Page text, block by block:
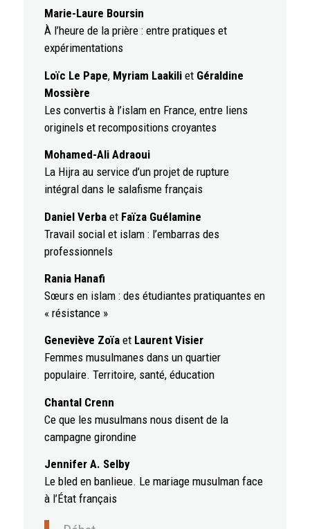
Marie-Laure Boursin
À l’heure de la prière : entre pratiques et
expérimentations
Loïc Le Pape,Myriam Laakili etGéraldine
Mossière
Les convertis à l’islam en France, entre liens
originels et recompositions croyantes
Mohamed-Ali Adraoui
La Hijra au service d’un projet de rupture
intégral dans le salafisme français
Daniel Verba etFaïza Guélamine
Travail social et islam : l’embarras des
professionnels
Rania Hanafi
Sœurs en islam : des étudiantes pratiquantes en
« résistance »
Geneviève Zoïa etLaurent Visier
Femmes musulmanes dans un quartier
populaire. Territoire, santé, éducation
Chantal Crenn
Ce que les musulmans nous disent de la
campagne girondine
Jennifer A. Selby
Le bled en banlieue. Le mariage musulman face
à l’État français